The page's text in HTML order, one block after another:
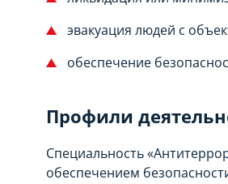
эвакуация людей с
обеспечение
Профили
Специальность
обеспечением